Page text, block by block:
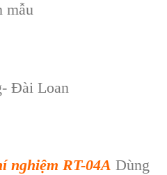
mẫu
Đài Loan
nghiệm RT-04A Dùng